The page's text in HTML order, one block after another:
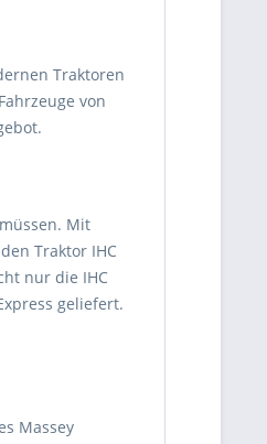
Traktoren
von
Mit
Traktor IHC
nur die IHC
geliefert.
Massey